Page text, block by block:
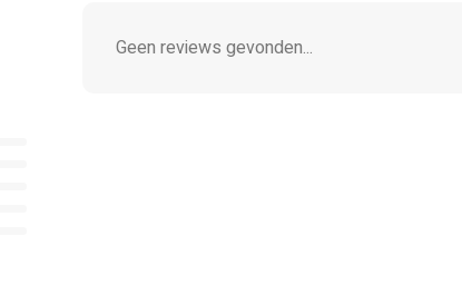
Geen reviews gevonden...